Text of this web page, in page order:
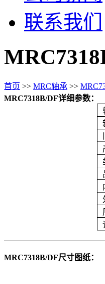
联系我们
首页 >> MRC轴承 >>
MRC7318B/DF详细参数：
MRC7318B/DF尺寸图纸：